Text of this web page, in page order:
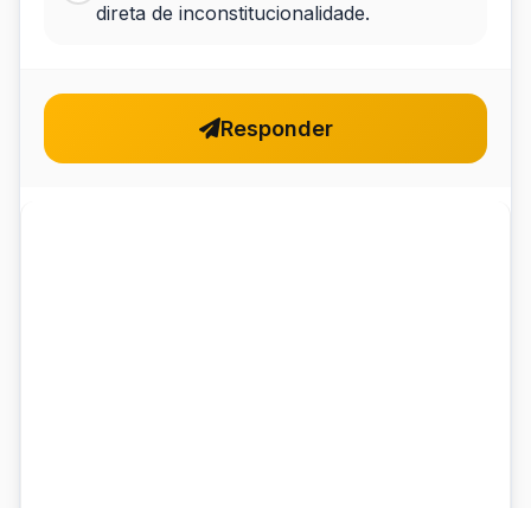
direta de inconstitucionalidade.
Responder